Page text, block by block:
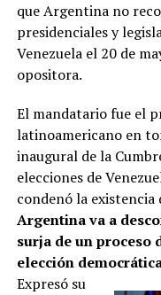
que Argentina no
presidenciales y
Venezuela el 20 de
opositora.
El mandatario fue el
latinoamericano en
inaugural de la
elecciones de
condenó la
Argentina va a
surja de un proceso
elección
Expresó su